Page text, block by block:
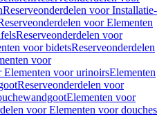
Reserveonderdelen voor Installatie-
voor Elementen
Reserveonderdelen voor
voor bidetsReserveonderdelen
voor
Elementen voor urinoirsElementen
Reserveonderdelen voor
Elementen voor
voor Elementen voor douches